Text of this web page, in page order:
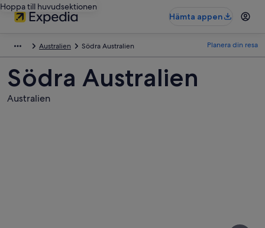
Hoppa till huvudsektionen
Hämta appen
Australien Södra Australien Planera din resa
Södra Australien
Australien